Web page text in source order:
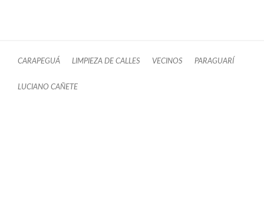
CARAPEGUÁ LIMPIEZA DE CALLES VECINOS PARAGUARÍ
LUCIANO CAÑETE